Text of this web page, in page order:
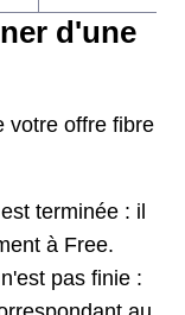
d'une
votre offre fibre
terminée : il
à Free.
pas finie :